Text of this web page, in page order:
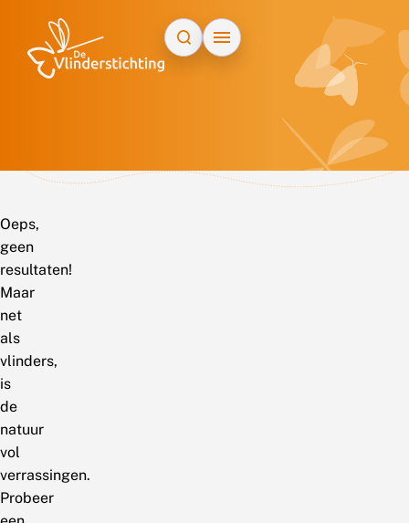
Oeps,
geen
resultaten!
Maar
net
als
vlinders,
is
de
natuur
vol
verrassingen.
Probeer